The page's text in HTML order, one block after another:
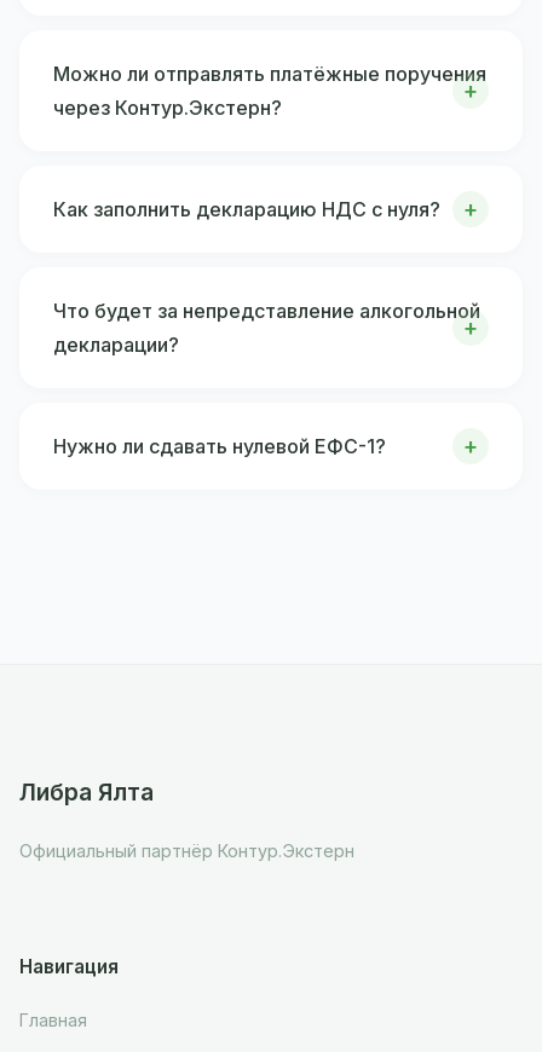
Можно ли отправлять платёжные поручения
через Контур.Экстерн?
Как заполнить декларацию НДС с нуля?
Что будет за непредставление алкогольной
декларации?
Нужно ли сдавать нулевой ЕФС-1?
Либра Ялта
Официальный партнёр Контур.Экстерн
Навигация
Главная